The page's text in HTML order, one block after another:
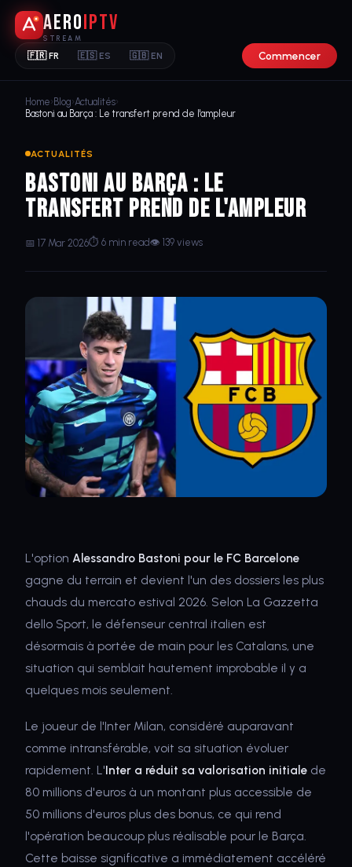
AeroIPTV
STREAM
🇫🇷 FR 🇪🇸 ES 🇬🇧 EN Commencer
Home› Blog›Actualités›
Bastoni au Barça : Le transfert prend de l'ampleur
ACTUALITÉS
Bastoni au Barça : Le
transfert prend de l'ampleur
📅 17 Mar 2026⏱ 6 min read👁 139 views
L'option Alessandro Bastoni pour le FC Barcelone
gagne du terrain et devient l'un des dossiers les plus
chauds du mercato estival 2026. Selon La Gazzetta
dello Sport, le défenseur central italien est
désormais à portée de main pour les Catalans, une
situation qui semblait hautement improbable il y a
quelques mois seulement.
Le joueur de l'Inter Milan, considéré auparavant
comme intransférable, voit sa situation évoluer
rapidement. L'Inter a réduit sa valorisation initiale de
80 millions d'euros à un montant plus accessible de
50 millions d'euros plus des bonus, ce qui rend
l'opération beaucoup plus réalisable pour le Barça.
Cette baisse significative a immédiatement accéléré